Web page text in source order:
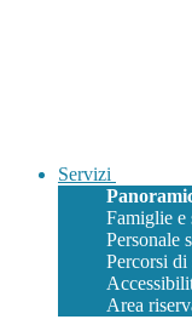
Servizi
Famiglie e
Personale
Percorsi di
Area